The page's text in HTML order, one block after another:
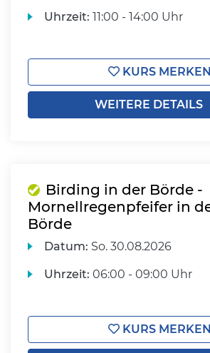
Uhrzeit: 11:00 - 14:00 Uhr
KURS MERKEN
WEITERE DETAILS
Birding in der Börde -
Mornellregenpfeifer in
Börde
Datum: So. 30.08.2026
Uhrzeit: 06:00 - 09:00 Uhr
KURS MERKEN